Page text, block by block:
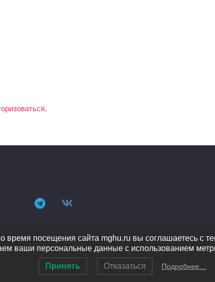
.
время посещения сайта mghu.ru вы соглашаетесь с
ваши персональные данные с использованием
Принять Отказаться Подробнее…